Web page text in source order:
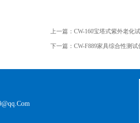
上一篇： CW-160宝塔式紫外老化
下一篇： CW-F889家具综合性测试